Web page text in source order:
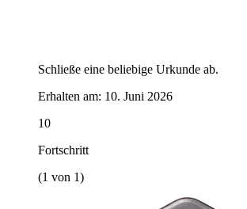
Schließe eine beliebige Urkunde ab.
Erhalten am: 10. Juni 2026
10
Fortschritt
(1 von 1)